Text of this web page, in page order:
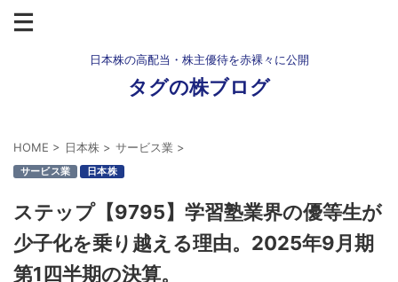
日本株の高配当・株主優待を赤裸々に公開
タグの株ブログ
HOME > 日本株 > サービス業 >
サービス業 日本株
ステップ【9795】学習塾業界の優等生が
少子化を乗り越える理由。2025年9月期
第1四半期の決算。